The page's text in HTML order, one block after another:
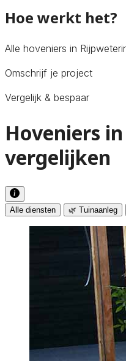
Hoe werkt het?
Alle hoveniers in
Omschrijf je project
Vergelijk & bespaar
Hoveniers
vergelijken
Alle diensten 🌿 Tuinaanleg